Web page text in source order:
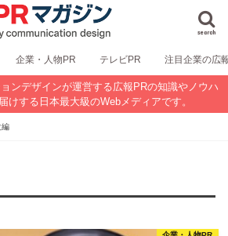
search
企業・人物PR テレビPR 注目企業の広
ンデザインが運営する広報PRの知識やノウハ
けする日本最大級のWebメディアです。
編